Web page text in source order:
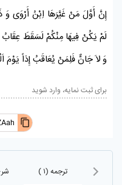
إِنَّ أَوَّلَ مَنْ غَيَّرَهَا اِبْنُ أَرْوَى وَ
لَمْ يَكُنْ فِيهَا مِنْكُمْ لَسَقَطَ
وَ لاَ جَانٌّ فَلِمَنْ يُعَاقَبُ إِذاً يَوْمَ
برای ثبت نمایه، وارد شوید
ترجمه (۱ )